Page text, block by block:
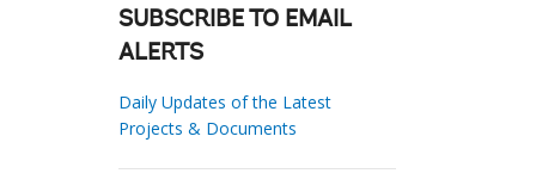
SUBSCRIBE TO EMAIL
ALERTS
Daily Updates of the Latest
Projects & Documents